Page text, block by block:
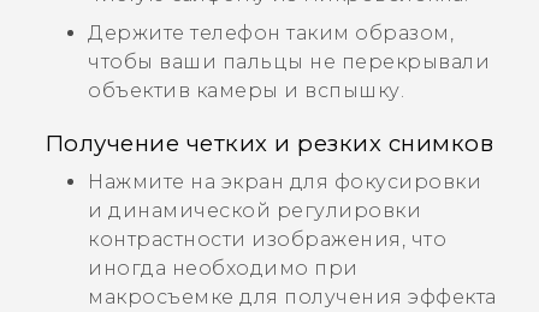
Держите телефон таким образом,
чтобы ваши пальцы не перекрывали
объектив камеры и вспышку.
Получение четких и резких снимков
Нажмите на экран для фокусировки
и динамической регулировки
контрастности изображения, что
иногда необходимо при
макросъемке для получения эффекта